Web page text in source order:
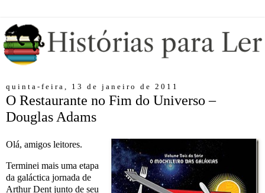
quinta-feira, 13 de janeiro de 2011
O Restaurante no Fim do Universo –
Douglas Adams
Olá, amigos leitores.
Terminei mais uma etapa
da galáctica jornada de
Arthur Dent junto de seu